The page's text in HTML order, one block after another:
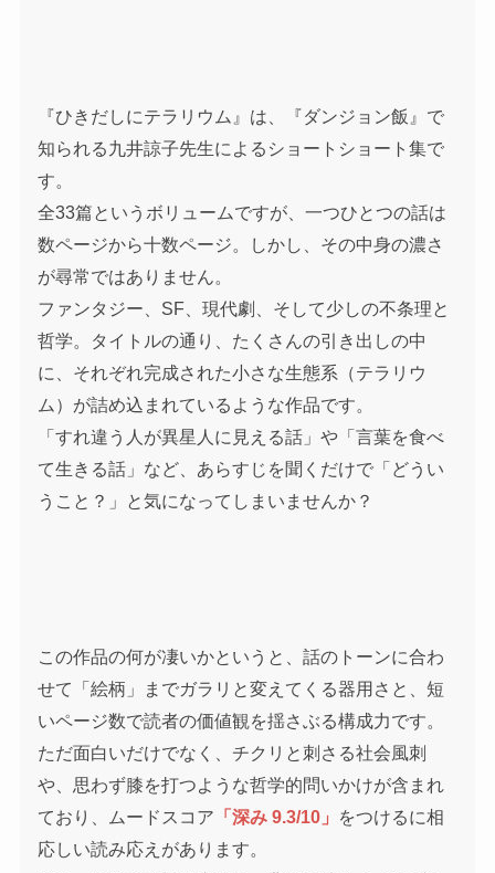
『ひきだしにテラリウム』は、『ダンジョン飯』で
知られる九井諒子先生によるショートショート集で
す。
全33篇というボリュームですが、一つひとつの話は
数ページから十数ページ。しかし、その中身の濃さ
が尋常ではありません。
ファンタジー、SF、現代劇、そして少しの不条理と
哲学。タイトルの通り、たくさんの引き出しの中
に、それぞれ完成された小さな生態系（テラリウ
ム）が詰め込まれているような作品です。
「すれ違う人が異星人に見える話」や「言葉を食べ
て生きる話」など、あらすじを聞くだけで「どうい
うこと？」と気になってしまいませんか？
この作品の何が凄いかというと、話のトーンに合わ
せて「絵柄」までガラリと変えてくる器用さと、短
いページ数で読者の価値観を揺さぶる構成力です。
ただ面白いだけでなく、チクリと刺さる社会風刺
や、思わず膝を打つような哲学的問いかけが含まれ
ており、ムードスコア 「深み 9.3/10」
をつけるに相
応しい読み応えがあります。